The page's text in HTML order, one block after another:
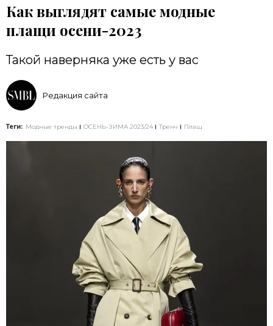
Как выглядят самые модные
плащи осени-2023
Такой наверняка уже есть у вас
Редакция сайта
Теги: Модные тренды ОСЕНЬ-ЗИМА 2023/24 Тренч Плащ